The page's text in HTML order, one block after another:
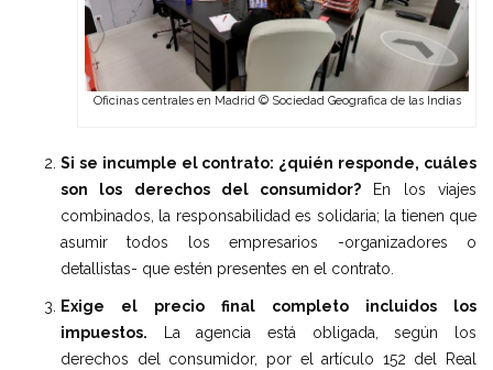
Oficinas centrales en Madrid © Sociedad Geografica de las Indias
Si se incumple el contrato: ¿quién responde, cuáles
son los derechos del consumidor? En los viajes
combinados, la responsabilidad es solidaria; la tienen que
asumir todos los empresarios -organizadores o
detallistas- que estén presentes en el contrato.
Exige el precio final completo incluidos los
impuestos. La agencia está obligada, según los
derechos del consumidor, por el artículo 152 del Real